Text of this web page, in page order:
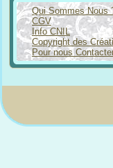
Qui Sommes Nous
CGV
Info CNIL
Copyright des
Pour nous